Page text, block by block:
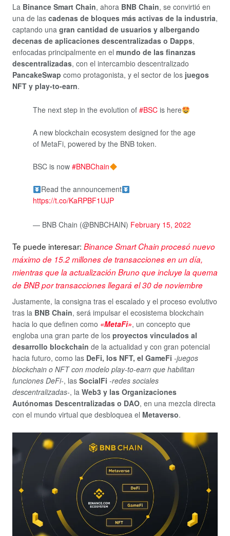
La Binance Smart Chain, ahora BNB Chain, se convirtió en
una de las cadenas de bloques más activas de la industria,
captando una gran cantidad de usuarios y albergando
decenas de aplicaciones descentralizadas o Dapps,
enfocadas principalmente en el mundo de las finanzas
descentralizadas, con el intercambio descentralizado
PancakeSwap como protagonista, y el sector de los juegos
NFT y play-to-earn.
The next step in the evolution of #BSC is here
A new blockchain ecosystem designed for the age
of MetaFi, powered by the BNB token.
BSC is now #BNBChain
Read the announcement
https://t.co/KaRPBF1UJP
— BNB Chain (@BNBCHAIN) February 15, 2022
Te puede interesar: Binance Smart Chain procesó nuevo
máximo de 15.2 millones de transacciones en un día,
mientras que la actualización Bruno que incluye la quema
de BNB por transacciones llegará el 30 de noviembre
Justamente, la consigna tras el escalado y el proceso evolutivo
tras la BNB Chain, será impulsar el ecosistema blockchain
hacia lo que definen como «MetaFi», un concepto que
engloba una gran parte de los proyectos vinculados al
desarrollo blockchain de la actualidad y con gran potencial
hacia futuro, como las DeFi, los NFT, el GameFi -juegos
blockchain o NFT con modelo play-to-earn que habilitan
funciones DeFi-, las SocialFi -redes sociales
descentralizadas-, la Web3 y las Organizaciones
Autónomas Descentralizadas o DAO, en una mezcla directa
con el mundo virtual que desbloquea el Metaverso.